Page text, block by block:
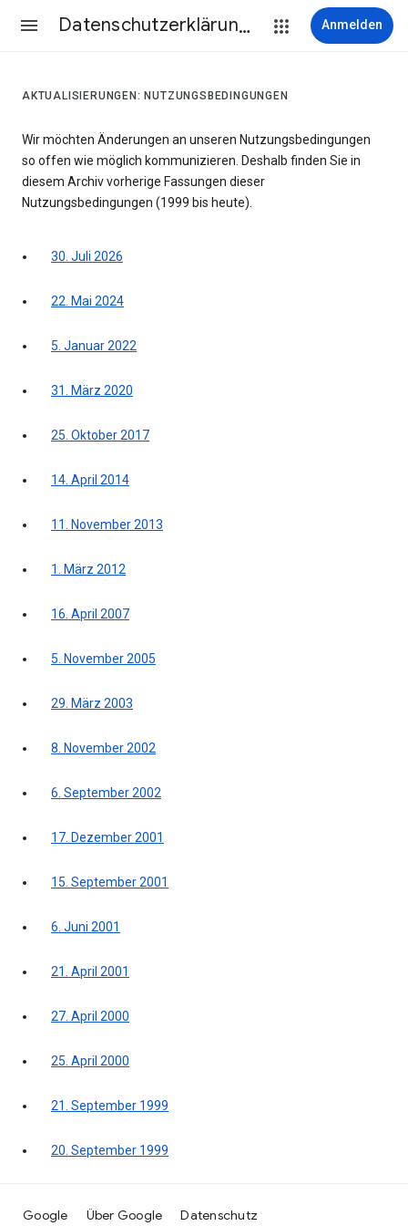
Datenschutzerklärung & Nutzungsbedingungen Anmelden
AKTUALISIERUNGEN: NUTZUNGSBEDINGUNGEN
Wir möchten Änderungen an unseren Nutzungsbedingungen
so offen wie möglich kommunizieren. Deshalb finden Sie in
diesem Archiv vorherige Fassungen dieser
Nutzungsbedingungen (1999 bis heute).
30. Juli 2026
22. Mai 2024
5. Januar 2022
31. März 2020
25. Oktober 2017
14. April 2014
11. November 2013
1. März 2012
16. April 2007
5. November 2005
29. März 2003
8. November 2002
6. September 2002
17. Dezember 2001
15. September 2001
6. Juni 2001
21. April 2001
27. April 2000
25. April 2000
21. September 1999
20. September 1999
Google Über Google Datenschutz